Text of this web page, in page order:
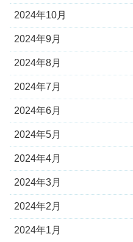
2024年10月
2024年9月
2024年8月
2024年7月
2024年6月
2024年5月
2024年4月
2024年3月
2024年2月
2024年1月